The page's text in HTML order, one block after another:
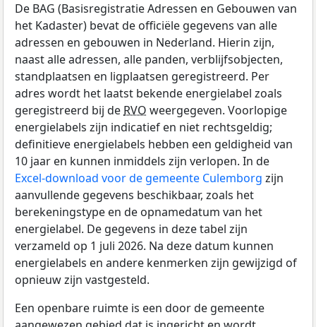
De BAG (Basisregistratie Adressen en Gebouwen van
het Kadaster) bevat de officiële gegevens van alle
adressen en gebouwen in Nederland. Hierin zijn,
naast alle adressen, alle panden, verblijfsobjecten,
standplaatsen en ligplaatsen geregistreerd. Per
adres wordt het laatst bekende energielabel zoals
geregistreerd bij de RVO weergegeven. Voorlopige
energielabels zijn indicatief en niet rechtsgeldig;
definitieve energielabels hebben een geldigheid van
10 jaar en kunnen inmiddels zijn verlopen. In de
Excel-download voor de gemeente Culemborg zijn
aanvullende gegevens beschikbaar, zoals het
berekeningstype en de opnamedatum van het
energielabel. De gegevens in deze tabel zijn
verzameld op 1 juli 2026. Na deze datum kunnen
energielabels en andere kenmerken zijn gewijzigd of
opnieuw zijn vastgesteld.
Een openbare ruimte is een door de gemeente